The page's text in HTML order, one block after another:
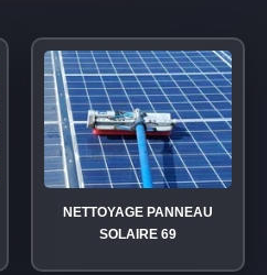
NETTOYAGE PANNEAU
SOLAIRE 69